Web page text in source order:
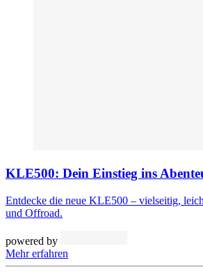
KLE500: Dein Einstieg ins
Entdecke die neue KLE500 – vielseitig,
und Offroad.
powered by
Mehr erfahren